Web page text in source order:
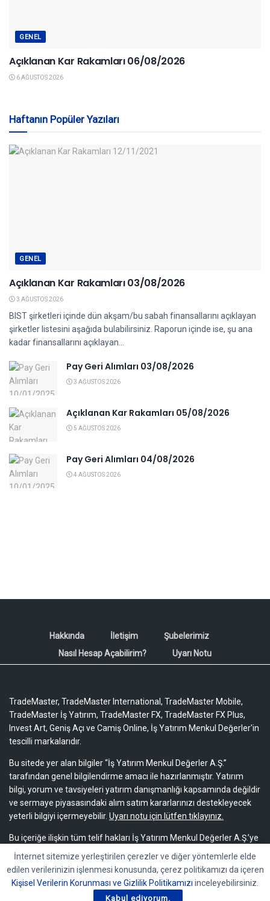
GENEL
Açıklanan Kar Rakamları 06/08/2026
6 AĞUSTOS 2026
Haftanın Popüler Yazıları
GENEL
Açıklanan Kar Rakamları 03/08/2026
3 AĞUSTOS 2026
BIST şirketleri içinde dün akşam/bu sabah finansallarını açıklayan
şirketler listesini aşağıda bulabilirsiniz. Raporun içinde ise, şu ana
kadar finansallarını açıklayan...
Pay Geri Alımları 03/08/2026
3 AĞUSTOS 2026
Açıklanan Kar Rakamları 05/08/2026
5 AĞUSTOS 2026
Pay Geri Alımları 04/08/2026
4 AĞUSTOS 2026
Hakkında İletişim
Şubelerimiz
Nasıl Hesap Açabilirim?
Uyarı Notu
TradeMaster, TradeMaster International, TradeMaster Mobile,
TradeMaster İş Yatırım, TradeMaster FX, TradeMaster FX Plus,
Invest Art, Geniş Açı ve Camiş Online, İş Yatırım Menkul Değerler'in
tescilli markalarıdır.
Bu sitede yer alan bilgiler “İş Yatırım Menkul Değerler A.Ş.”
tarafından genel bilgilendirme amacı ile hazırlanmıştır. Yatırım
bilgi, yorum ve tavsiyeleri yatırım danışmanlığı kapsamında değildir
ve sermaye piyasasındaki alım satım kararlarınızı destekleyecek
yeterli bilgiyi içermeyebilir. Uyarı notu için lütfen tıklayınız.
Bu içeriğe ilişkin tüm telif hakları İş Yatırım Menkul Değerler A.Ş.’ye
aittir. Bu içerik, açık iznimiz olmaksızın başkaları tarafından
herhangi bir amaçla, kısmen veya tamamen çoğaltılamaz,
dağıtılamaz, yayımlanamaz veya değiştirilemez.
İnternet sitemize yerleştirilen çerezler ve diğer yöntemlerle elde
edilen verilerinizin işlenmesi konusunda, çerez politikamızı da içeren
Kişisel Verilerin Korunması ve Gizlilik Politikamızı inceleyebilirsiniz.
Kabul ediyorum.